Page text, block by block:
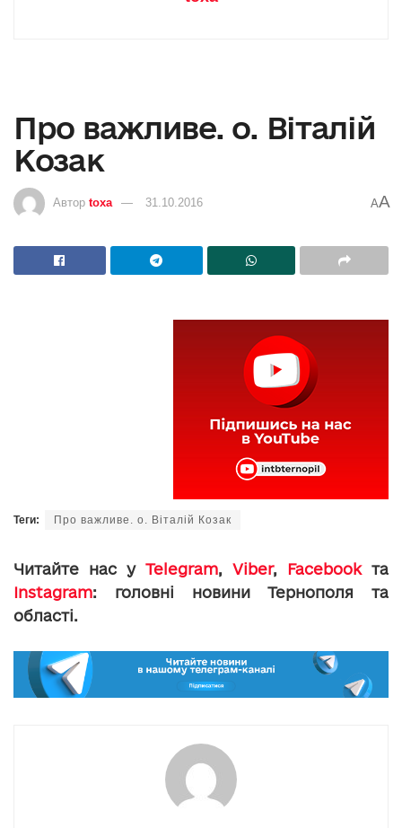
Про важливе. о. Віталій
Козак
Автор toxa 31.10.2016 AA
Теги: Про важливе. о. Віталій Козак
Читайте нас у Telegram, Viber, Facebookта
Instagram: головні новини Тернополя та
області.